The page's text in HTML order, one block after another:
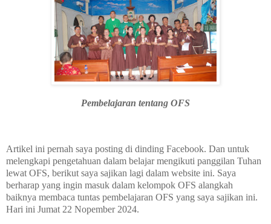
Pembelajaran tentang OFS
Artikel ini pernah saya posting di dinding Facebook. Dan untuk
melengkapi pengetahuan dalam belajar mengikuti panggilan Tuhan
lewat OFS, berikut saya sajikan lagi dalam website ini. Saya
berharap yang ingin masuk dalam kelompok OFS alangkah
baiknya membaca tuntas pembelajaran OFS yang saya sajikan ini.
Hari ini Jumat 22 Nopember 2024.